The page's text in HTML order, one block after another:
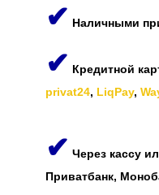
✔ Наличными
✔ Кредитной
privat24, LiqPay,
✔ Через кассу
Приватбанк,